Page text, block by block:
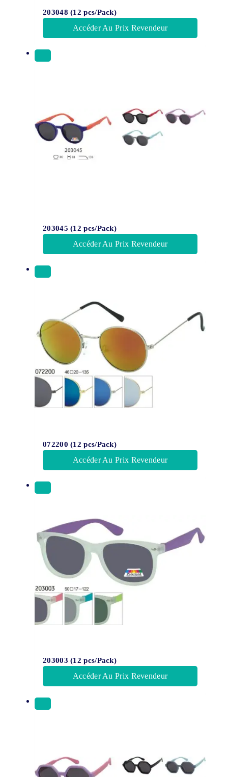
203048 (12 pcs/Pack)
Accéder Au Prix Revendeur
203045 (12 pcs/Pack)
Accéder Au Prix Revendeur
072200 (12 pcs/Pack)
Accéder Au Prix Revendeur
203003 (12 pcs/Pack)
Accéder Au Prix Revendeur